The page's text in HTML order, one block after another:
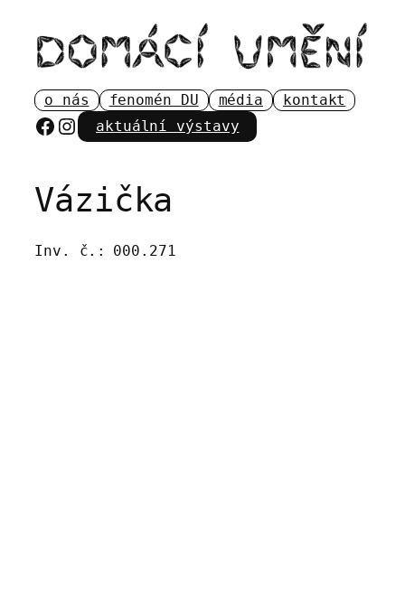
obsah
o nás fenomén DU média kontakt
Facebook
Instagram
aktuální výstavy
Vázička
Inv. č.: 000.271